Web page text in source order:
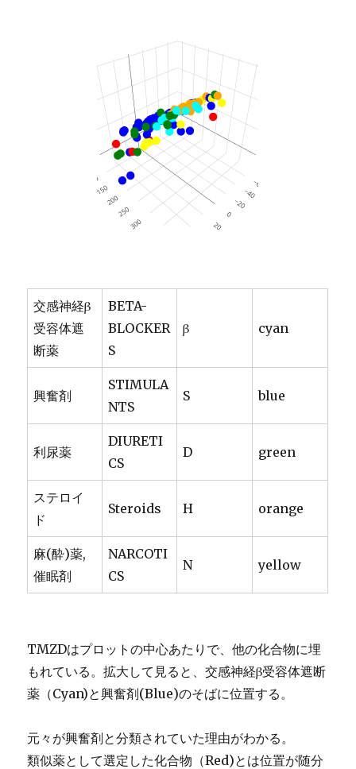
交感神経β
受容体遮
断薬
BETA-
BLOCKER
S
β cyan
興奮剤
STIMULA
NTS
S blue
利尿薬
DIURETI
CS
D green
ステロイ
ド
Steroids H orange
麻(酔)薬,
催眠剤
NARCOTI
CS
N yellow
TMZDはプロットの中心あたりで、他の化合物に埋
もれている。拡大して見ると、交感神経β受容体遮断
薬（Cyan)と興奮剤(Blue)のそばに位置する。
元々が興奮剤と分類されていた理由がわかる。
類似薬として選定した化合物（Red)とは位置が随分